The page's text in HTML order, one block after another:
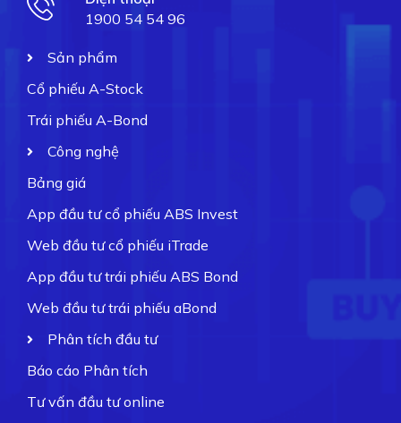
1900 54 54 96
Sản phẩm
Cổ phiếu A-Stock
Trái phiếu A-Bond
Công nghệ
Bảng giá
App đầu tư cổ phiếu ABS Invest
Web đầu tư cổ phiếu iTrade
App đầu tư trái phiếu ABS Bond
Web đầu tư trái phiếu aBond
Phân tích đầu tư
Báo cáo Phân tích
Tư vấn đầu tư online